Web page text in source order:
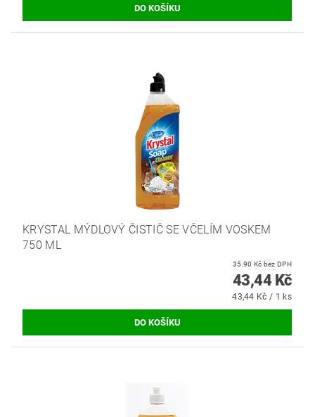
KRYSTAL MÝDLOVÝ ČISTIČ SE VČELÍM VOSKEM
750 ML
35,90 Kč bez DPH
43,44 Kč
43,44 Kč / 1 ks